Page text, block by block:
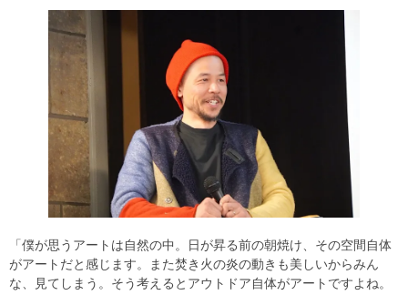
「僕が思うアートは自然の中。日が昇る前の朝焼け、その空間自体
がアートだと感じます。また焚き火の炎の動きも美しいからみん
な、見てしまう。そう考えるとアウトドア自体がアートですよね。